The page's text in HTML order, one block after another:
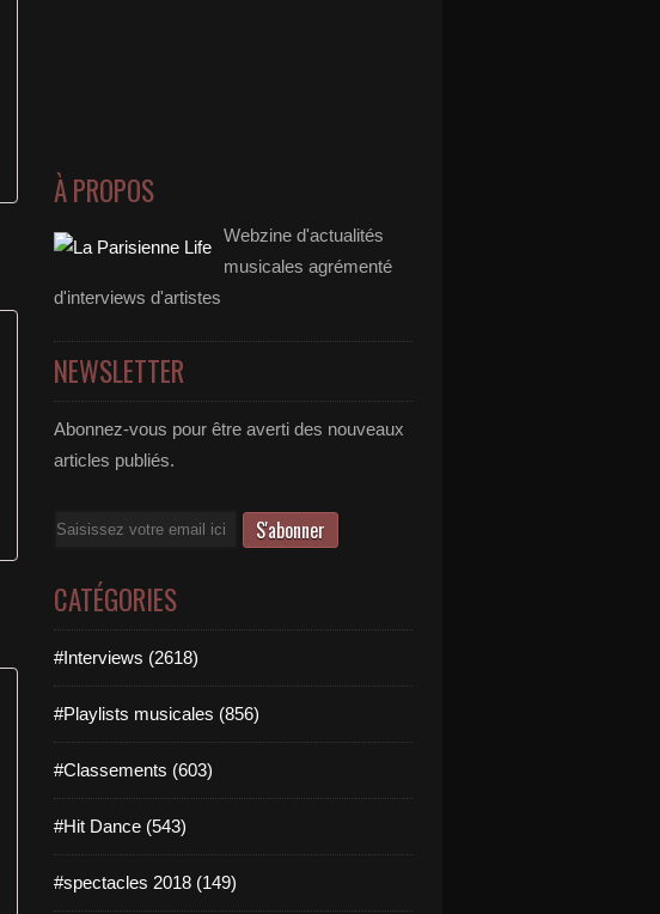
À PROPOS
Webzine d'actualités
musicales agrémenté
d'interviews d'artistes
NEWSLETTER
Abonnez-vous pour être averti des nouveaux
articles publiés.
Email
CATÉGORIES
#Interviews (2618)
#Playlists musicales (856)
#Classements (603)
#Hit Dance (543)
#spectacles 2018 (149)